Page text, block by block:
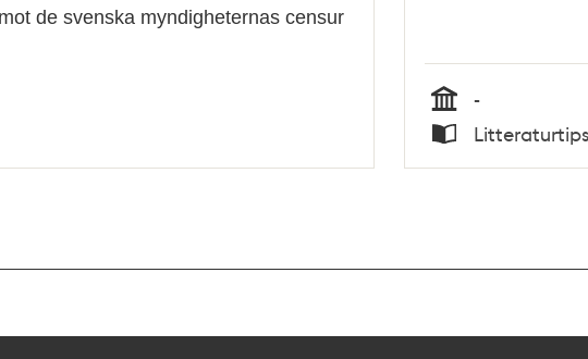
de svenska myndigheternas censur
Tid
-
Typ
Litteraturtips